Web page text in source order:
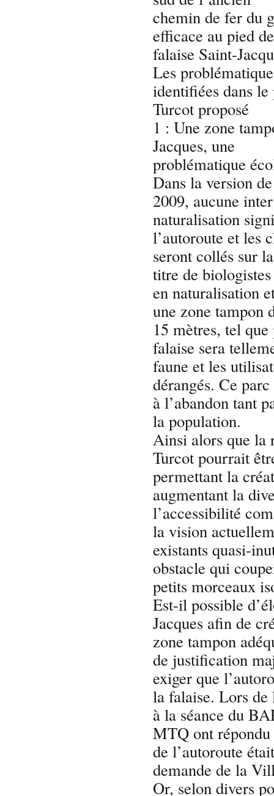
chemin de fer du
efficace au pied
falaise Saint-
Les
identifiées dans
Turcot proposé
1 : Une zone
Jacques, une
problématique
Dans la version
2009, aucune
naturalisation
l’autoroute et les
seront collés sur
titre de
en naturalisation
une zone tampon
15 mètres, tel
falaise sera
faune et les
dérangés. Ce
à l’abandon tant
la population.
Ainsi alors que la
Turcot pourrait
permettant la
augmentant la
l’accessibilité
la vision
existants quasi-
obstacle qui
petits morceaux
Est-il possible
Jacques afin de
zone tampon
de justification
exiger que
la falaise. Lors de
à la séance du
MTQ ont
de l’autoroute
demande de la
Or, selon divers